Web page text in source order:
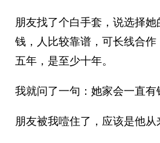
朋友找了个白手套，说选择
钱，人比较靠谱，可长线合
五年，是至少十年。
我就问了一句：她家会一直有
朋友被我噎住了，应该是他从